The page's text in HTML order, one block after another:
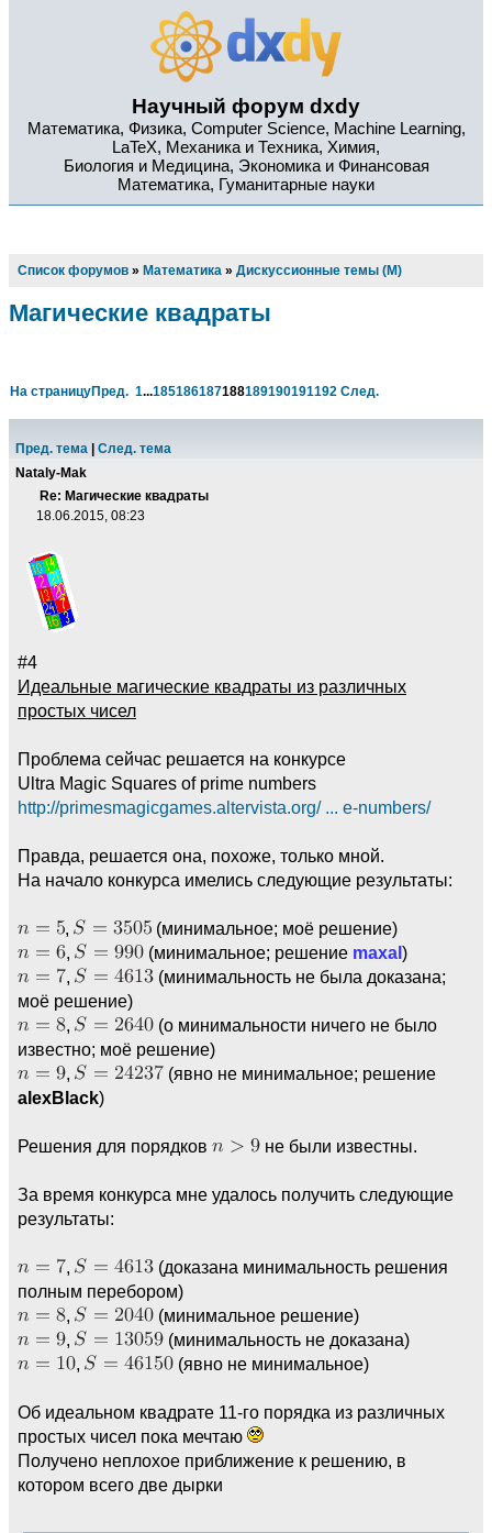
Научный форум dxdy
Математика, Физика, Computer Science, Machine Learning,
LaTeX, Механика и Техника, Химия,
Биология и Медицина, Экономика и Финансовая
Математика, Гуманитарные науки
Список форумов » Математика » Дискуссионные темы (М)
Магические квадраты
На страницуПред. 1...185186187188189190191192 След.
Пред. тема
След. тема
Nataly-Mak
Re: Магические квадраты
18.06.2015, 08:23
#4
Идеальные магические квадраты из различных
простых чисел
Проблема сейчас решается на конкурсе
Ultra Magic Squares of prime numbers
http://primesmagicgames.altervista.org/ ... e-numbers/
Правда, решается она, похоже, только мной.
На начало конкурса имелись следующие результаты:
,
(минимальное; моё решение)
,
(минимальное; решение maxal)
,
(минимальноcть не была доказана;
моё решение)
,
(о минимальности ничего не было
известно; моё решение)
,
(явно не минимальное; решение
alexBlack)
Решения для порядков не были известны.
За время конкурса мне удалось получить следующие
результаты:
,
(доказана минимальность решения
полным перебором)
,
(минимальное решение)
,
(минимальность не доказана)
,
(явно не минимальное)
Об идеальном квадрате 11-го порядка из различных
простых чисел пока мечтаю
Получено неплохое приближение к решению, в
котором всего две дырки